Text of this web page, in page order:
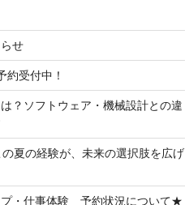
せ
約受付中！
？ソフトウェア・機械設計との違
夏の経験が、未来の選択肢を広げ
プ・仕事体験 予約状況について★